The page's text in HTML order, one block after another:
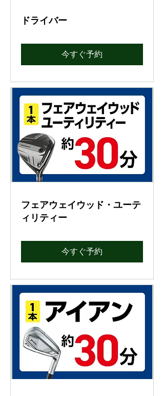
ドライバー
今すぐ予約
フェアウェイウッド・ユーテ
ィリティー
今すぐ予約